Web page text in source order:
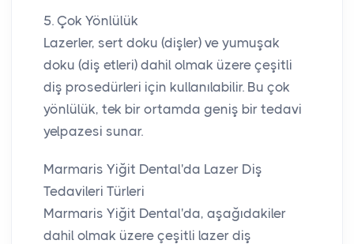
5. Çok Yönlülük
Lazerler, sert doku (dişler) ve yumuşak
doku (diş etleri) dahil olmak üzere çeşitli
diş prosedürleri için kullanılabilir. Bu çok
yönlülük, tek bir ortamda geniş bir tedavi
yelpazesi sunar.
Marmaris Yiğit Dental'da Lazer Diş
Tedavileri Türleri
Marmaris Yiğit Dental'da, aşağıdakiler
dahil olmak üzere çeşitli lazer diş